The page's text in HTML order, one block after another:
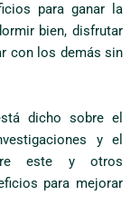
para ganar la
bien, disfrutar
con los demás sin
dicho sobre el
y el
este y otros
para mejorar